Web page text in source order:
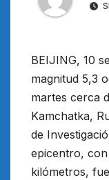
BEIJING, 10
magnitud 5,3
martes cerca
Kamchatka,
de
epicentro,
kilómetros,